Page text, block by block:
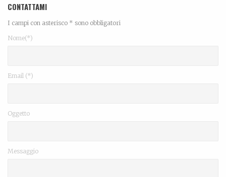
CONTATTAMI
I campi con asterisco * sono obbligatori
Nome(*)
Email (*)
Oggetto
Messaggio